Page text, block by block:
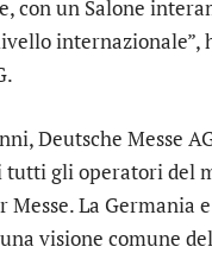
con un Salone
internazionale”,
Deutsche Messe
tutti gli operatori del
Messe. La
visione comune